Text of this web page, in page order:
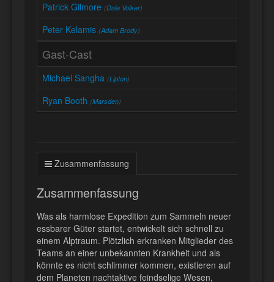
Patrick Gilmore (Dale Volker)
Peter Kelamis (Adam Brody)
Gast-Cast
Michael Sangha (Lipton)
Ryan Booth (Marsden)
Zusammenfassung
Zusammenfassung
Was als harmlose Expedition zum Sammeln neuer
essbarer Güter startet, entwickelt sich schnell zu
einem Alptraum. Plötzlich erkranken Mitglieder des
Teams an einer unbekannten Krankheit und als
könnte es nicht schlimmer kommen, existieren auf
dem Planeten nachtaktive feindselige Wesen,